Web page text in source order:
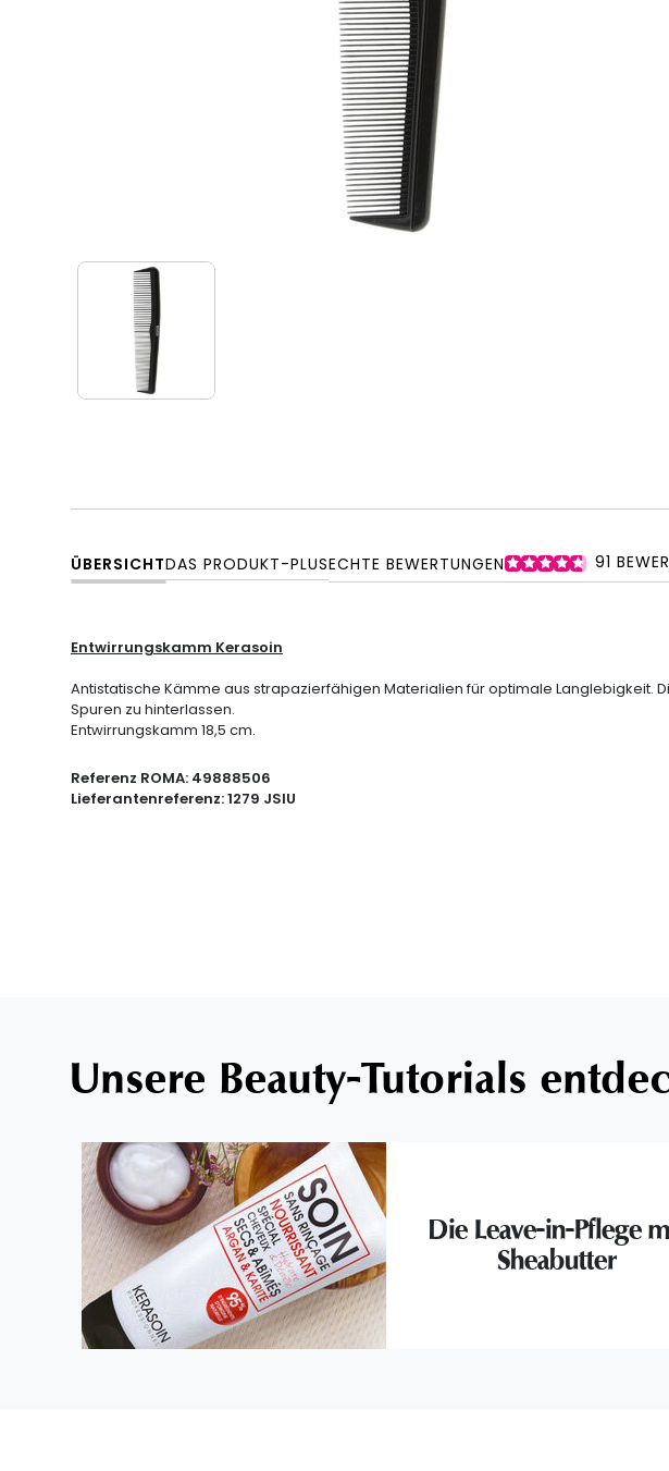
ÜBERSICHTDAS PRODUKT-PLUSECHTE BEWERTUNGEN 91
Entwirrungskamm Kerasoin
Antistatische Kämme aus strapazierfähigen Materialien für optimale Langlebigkeit.
Spuren zu hinterlassen.
Entwirrungskamm 18,5 cm.
Referenz ROMA: 49888506
Lieferantenreferenz:1279 JSIU
Unsere Beauty-Tutorials
Die Leave-in-Pflege
Sheabutter